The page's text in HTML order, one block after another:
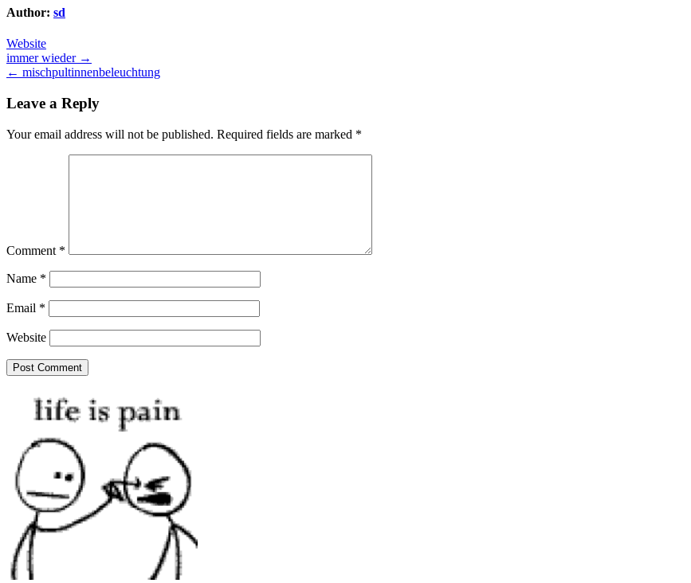
Author: sd
Website
Post
navigation
immer wieder →
← mischpultinnenbeleuchtung
Leave a Reply
Your email address will not be published. Required fields are marked *
Comment *
Name *
Email *
Website